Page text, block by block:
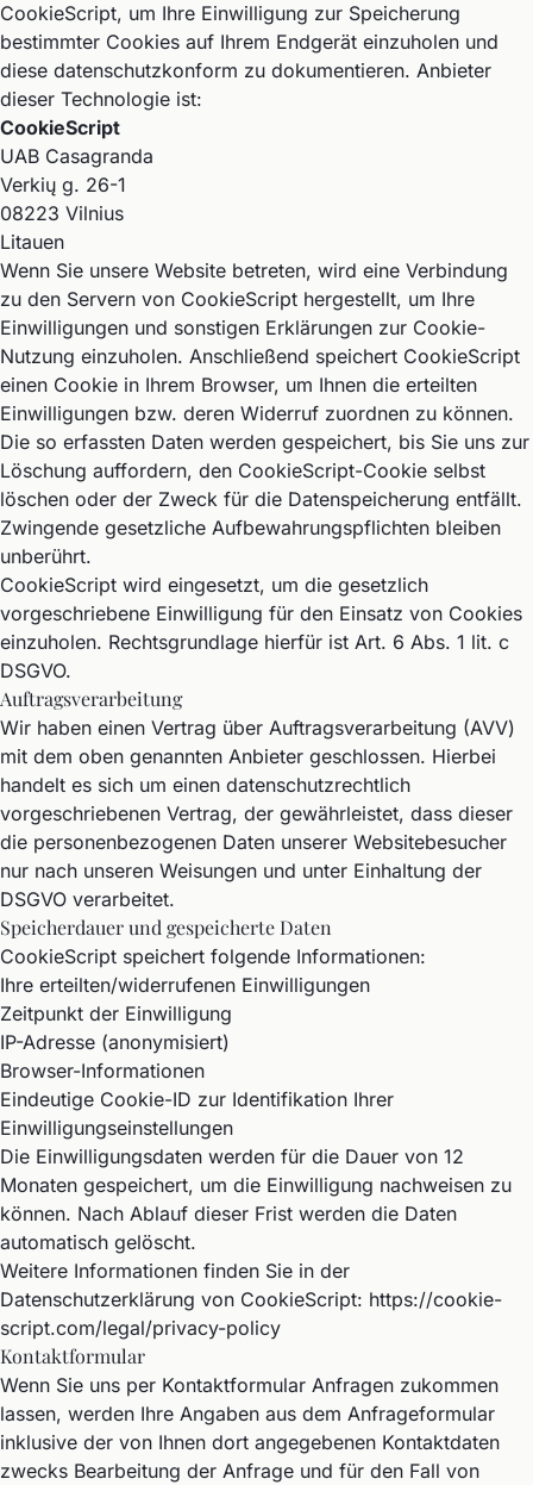
CookieScript, um Ihre Einwilligung zur Speicherung
bestimmter Cookies auf Ihrem Endgerät einzuholen und
diese datenschutzkonform zu dokumentieren. Anbieter
dieser Technologie ist:
CookieScript
UAB Casagranda
Verkių g. 26-1
08223 Vilnius
Litauen
Wenn Sie unsere Website betreten, wird eine Verbindung
zu den Servern von CookieScript hergestellt, um Ihre
Einwilligungen und sonstigen Erklärungen zur Cookie-
Nutzung einzuholen. Anschließend speichert CookieScript
einen Cookie in Ihrem Browser, um Ihnen die erteilten
Einwilligungen bzw. deren Widerruf zuordnen zu können.
Die so erfassten Daten werden gespeichert, bis Sie uns zur
Löschung auffordern, den CookieScript-Cookie selbst
löschen oder der Zweck für die Datenspeicherung entfällt.
Zwingende gesetzliche Aufbewahrungspflichten bleiben
unberührt.
CookieScript wird eingesetzt, um die gesetzlich
vorgeschriebene Einwilligung für den Einsatz von Cookies
einzuholen. Rechtsgrundlage hierfür ist Art. 6 Abs. 1 lit. c
DSGVO.
Auftragsverarbeitung
Wir haben einen Vertrag über Auftragsverarbeitung (AVV)
mit dem oben genannten Anbieter geschlossen. Hierbei
handelt es sich um einen datenschutzrechtlich
vorgeschriebenen Vertrag, der gewährleistet, dass dieser
die personenbezogenen Daten unserer Websitebesucher
nur nach unseren Weisungen und unter Einhaltung der
DSGVO verarbeitet.
Speicherdauer und gespeicherte Daten
CookieScript speichert folgende Informationen:
Ihre erteilten/widerrufenen Einwilligungen
Zeitpunkt der Einwilligung
IP-Adresse (anonymisiert)
Browser-Informationen
Eindeutige Cookie-ID zur Identifikation Ihrer
Einwilligungseinstellungen
Die Einwilligungsdaten werden für die Dauer von 12
Monaten gespeichert, um die Einwilligung nachweisen zu
können. Nach Ablauf dieser Frist werden die Daten
automatisch gelöscht.
Weitere Informationen finden Sie in der
Datenschutzerklärung von CookieScript: https://cookie-
script.com/legal/privacy-policy
Kontaktformular
Wenn Sie uns per Kontaktformular Anfragen zukommen
lassen, werden Ihre Angaben aus dem Anfrageformular
inklusive der von Ihnen dort angegebenen Kontaktdaten
zwecks Bearbeitung der Anfrage und für den Fall von